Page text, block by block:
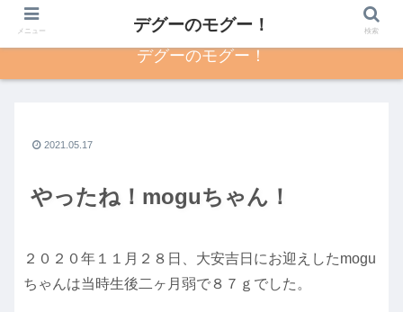
デグーのモグー！
やったね！moguちゃん！
2021.05.17
２０２０年１１月２８日、大安吉日にお迎えしたmogu
ちゃんは当時生後二ヶ月弱で８７ｇでした。
メニュー デグーのモグー！ 検索